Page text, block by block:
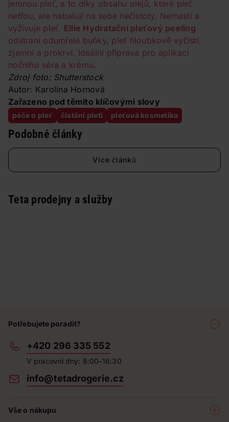
jemnou pleť, a to díky obsahu olejů, které pleť
netřou, ale nabalují na sebe nečistoty. Nemastí a
vyživuje pleť. Ellie Hydratační pleťový peeling
odstraní odumřelé buňky, pleť hloubkově vyčistí,
zjemní a prokrví. Ideální příprava pro aplikaci
nočního séra a krému.
Zdroj foto: Shutterstock
Autor: Karolína Hornová
Zařazeno pod těmito klíčovými slovy
péče o pleť čistění pleti pleťová kosmetika
Podobné články
Více článků
Teta prodejny a služby
Potřebujete poradit?
+420 296 335 552
V pracovní dny: 8:00–16:30
info@tetadrogerie.cz
Vše o nákupu